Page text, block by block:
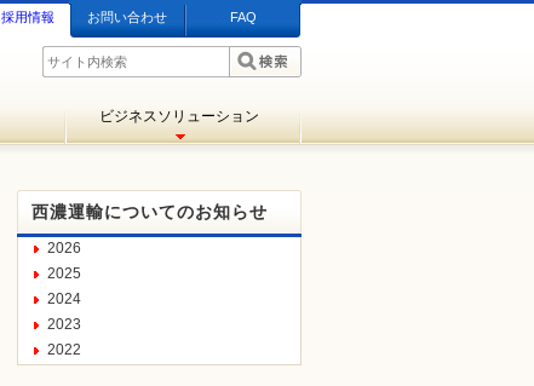
採用情報 お問い合わせ FAQ
ビジネスソリューション
西濃運輸についてのお知らせ
2026
2025
2024
2023
2022